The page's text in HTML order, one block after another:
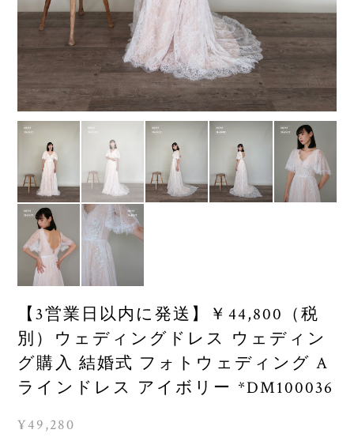
【3営業日以内に発送】￥44,800（税
別）ウェディングドレス ウェディン
グ購入 結婚式 フォトウェディング A
ラインドレス アイボリー *DM100036
¥49,280